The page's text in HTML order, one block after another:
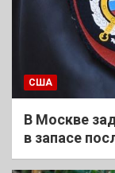
США
В Москве
в запасе